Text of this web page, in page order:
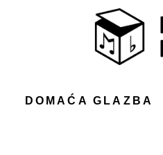
DOMAĆA GLAZBA